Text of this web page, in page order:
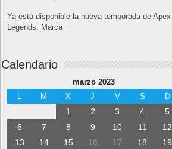
Ya está disponible la nueva temporada de Apex
Legends: Marca
Calendario
marzo 2023
L
M X J V S D
1 2 3 4
5
6
7 8 9 10 11
12
13
14 15 16 17 18
19